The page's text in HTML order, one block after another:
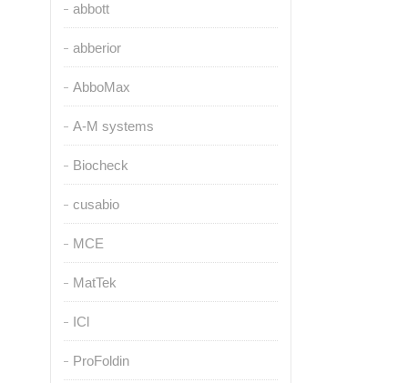
abbott
abberior
AbboMax
A-M systems
Biocheck
cusabio
MCE
MatTek
ICl
ProFoldin